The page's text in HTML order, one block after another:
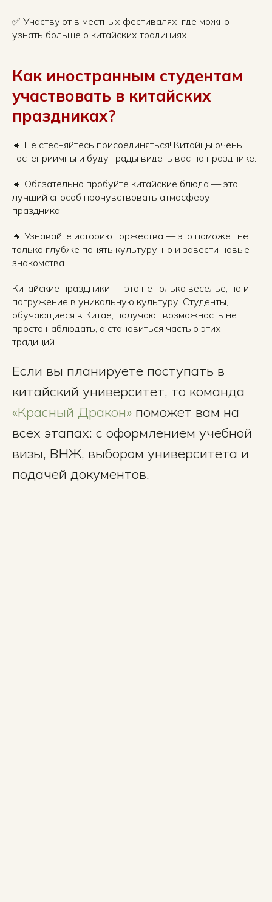
✅ Участвуют в местных фестивалях, где можно
узнать больше о китайских традициях.
Как иностранным студентам
участвовать в китайских
праздниках?
🔸 Не стесняйтесь присоединяться! Китайцы очень
гостеприимны и будут рады видеть вас на празднике.
🔸 Обязательно пробуйте китайские блюда — это
лучший способ прочувствовать атмосферу
праздника.
🔸 Узнавайте историю торжества — это поможет не
только глубже понять культуру, но и завести новые
знакомства.
Китайские праздники — это не только веселье, но и
погружение в уникальную культуру. Студенты,
обучающиеся в Китае, получают возможность не
просто наблюдать, а становиться частью этих
традиций.
Если вы планируете поступать в
китайский университет, то команда
«Красный Дракон» поможет вам на
всех этапах: с оформлением учебной
визы, ВНЖ, выбором университета и
подачей документов.